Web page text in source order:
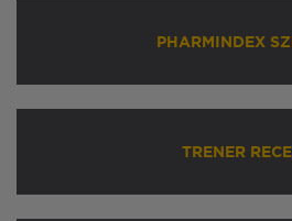
PHARMINDEX
TRENER